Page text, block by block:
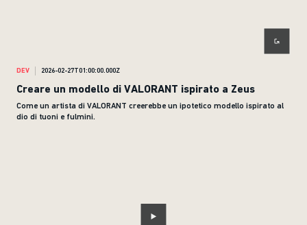
DEV 2026-02-27T01:00:00.000Z
Creare un modello di VALORANT ispirato a Zeus
Come un artista di VALORANT creerebbe un ipotetico modello ispirato al
dio di tuoni e fulmini.